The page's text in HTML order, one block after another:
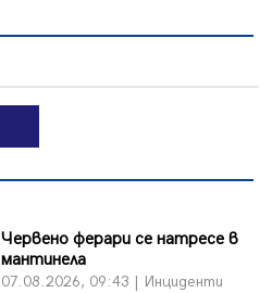
Червено ферари се натресе в
мантинела
07.08.2026, 09:43 | Инциденти